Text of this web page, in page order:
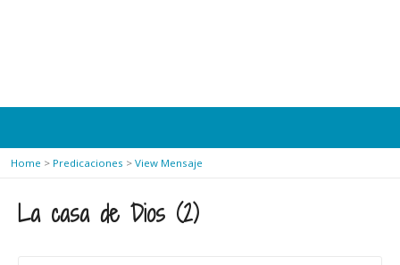
Home > Predicaciones > View Mensaje
La casa de Dios (2)